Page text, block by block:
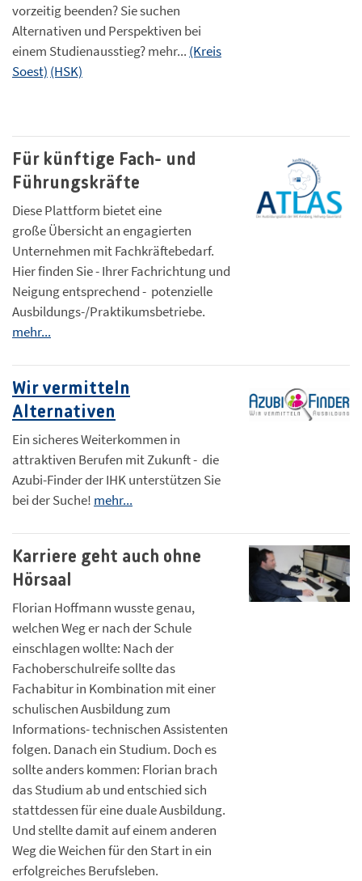
vorzeitig beenden? Sie suchen
Alternativen und Perspektiven bei
einem Studienausstieg? mehr... (Kreis
Soest) (HSK)
Für künftige Fach- und
Führungskräfte
Diese Plattform bietet eine
große Übersicht an engagierten
Unternehmen mit Fachkräftebedarf.
Hier finden Sie - Ihrer Fachrichtung und
Neigung entsprechend - potenzielle
Ausbildungs-/Praktikumsbetriebe.
mehr...
Wir vermitteln
Alternativen
Ein sicheres Weiterkommen in
attraktiven Berufen mit Zukunft - die
Azubi-Finder der IHK unterstützen Sie
bei der Suche! mehr...
Karriere geht auch ohne
Hörsaal
Florian Hoffmann wusste genau,
welchen Weg er nach der Schule
einschlagen wollte: Nach der
Fachoberschulreife sollte das
Fachabitur in Kombination mit einer
schulischen Ausbildung zum
Informations- technischen Assistenten
folgen. Danach ein Studium. Doch es
sollte anders kommen: Florian brach
das Studium ab und entschied sich
stattdessen für eine duale Ausbildung.
Und stellte damit auf einem anderen
Weg die Weichen für den Start in ein
erfolgreiches Berufsleben.